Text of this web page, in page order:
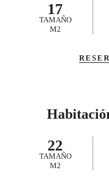
17
TAMAÑO
M2
22
TAMAÑO
M2